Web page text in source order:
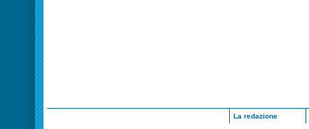
La redazione